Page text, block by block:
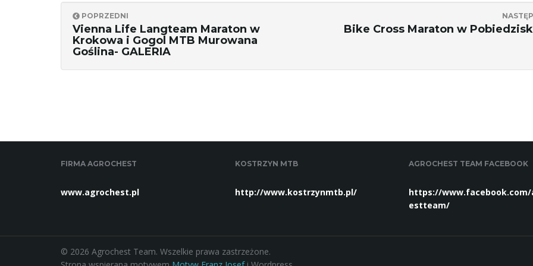
POPRZEDNI
Vienna Life Langteam Maraton w
Krokowa i Gogol MTB Murowana
Goślina- GALERIA
Bike Cross Maraton w
FIRMA AGROCHEST
www.agrochest.pl
KOSTRZYN MTB
http://www.kostrzynmtb.pl/
AGROCHEST TEAM FACEBOOK
https://www.facebook.com/
estteam/
© 2026 Agrochest Team. Wszelkie prawa zastrzeżone.